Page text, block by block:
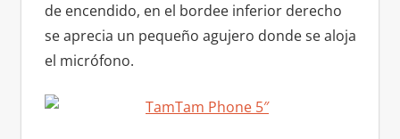
de encendido, en el bordee inferior derecho
se aprecia un pequeño agujero donde se aloja
el micrófono.